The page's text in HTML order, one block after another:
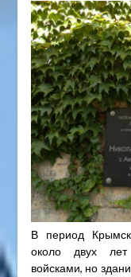
В период
около двух лет
войсками, но